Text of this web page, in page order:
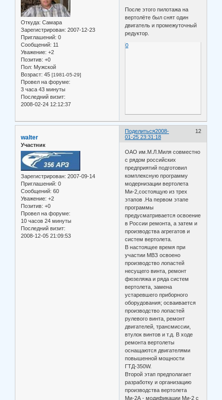
Откуда: Самара
Зарегистрирован: 2007-12-23
Приглашений: 0
Сообщений: 11
Уважение: +2
Позитив: +0
Пол: Мужской
Возраст: 45 [1981-05-29]
Провел на форуме:
3 часа 43 минуты
Последний визит:
2008-02-24 12:12:37
После этого пилотажа на
вертолёте был снят один
двигатель и промежуточный
редуктор.
0
Поделиться 12
2008-
01-25 23:31:18
walter
Участник
Зарегистрирован: 2007-09-14
Приглашений: 0
Сообщений: 60
Уважение: +2
Позитив: +0
Провел на форуме:
10 часов 24 минуты
Последний визит:
2008-12-05 21:09:53
ОАО им.М.Л.Миля совместно
с рядом российских
предприятий подготовил
комплексную программу
модернизации вертолета
Ми-2,состоящую из трех
этапов .На первом этапе
программы
предусматривается освоение
в России ремонта, а затем и
производства агрегатов и
систем вертолета.
В настоящее время при
участии МВЗ освоено
производство лопастей
несущего винта, ремонт
фюзеляжа и ряда систем
вертолета, замена
устаревшего приборного
оборудования; осваивается
производство лопастей
рулевого винта, ремонт
двигателей, трансмиссии,
втулок винтов и т.д. В ходе
ремонта вертолеты
оснащаются двигателями
повышенной мощности
ГТД-350W.
Второй этап предполагает
разработку и организацию
производства вертолета
Ми-2А - модификации Ми-2 с